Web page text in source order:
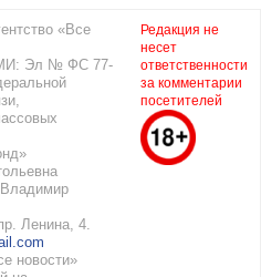
«Все
Эл № ФС 77-
Владимир
Ленина, 4.
новости»
Редакция не
несет
ответственности
за комментарии
посетителей